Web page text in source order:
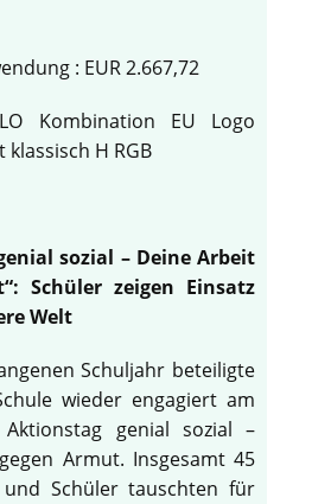
: EUR 2.667,72
sozial – Deine Arbeit
Schüler zeigen Einsatz
Welt
Schuljahr beteiligte
wieder engagiert am
Aktionstag genial sozial –
Armut. Insgesamt 45
und Schüler tauschten für